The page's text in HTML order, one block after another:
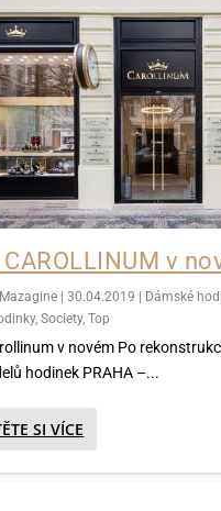
v
|30.04.2019 | Dámské
,Society,Top
v novém Po
hodinek PRAHA –...
SI VÍCE